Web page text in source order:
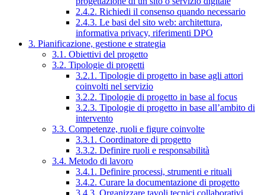
2.4.2. Richiedi il consenso quando necessario
2.4.3. Le basi del sito web: architettura,
informativa privacy, riferimenti DPO
3. Pianificazione, gestione e strategia
3.1. Obiettivi del progetto
3.2. Tipologie di progetti
3.2.1. Tipologie di progetto in base agli attori
coinvolti nel servizio
3.2.2. Tipologie di progetto in base al focus
3.2.3. Tipologie di progetto in base all’ambito di
intervento
3.3. Competenze, ruoli e figure coinvolte
3.3.1. Coordinatore di progetto
3.3.2. Definire ruoli e responsabilità
3.4. Metodo di lavoro
3.4.1. Definire processi, strumenti e rituali
3.4.2. Curare la documentazione di progetto
3.4.3. Organizzare tavoli tecnici collaborativi